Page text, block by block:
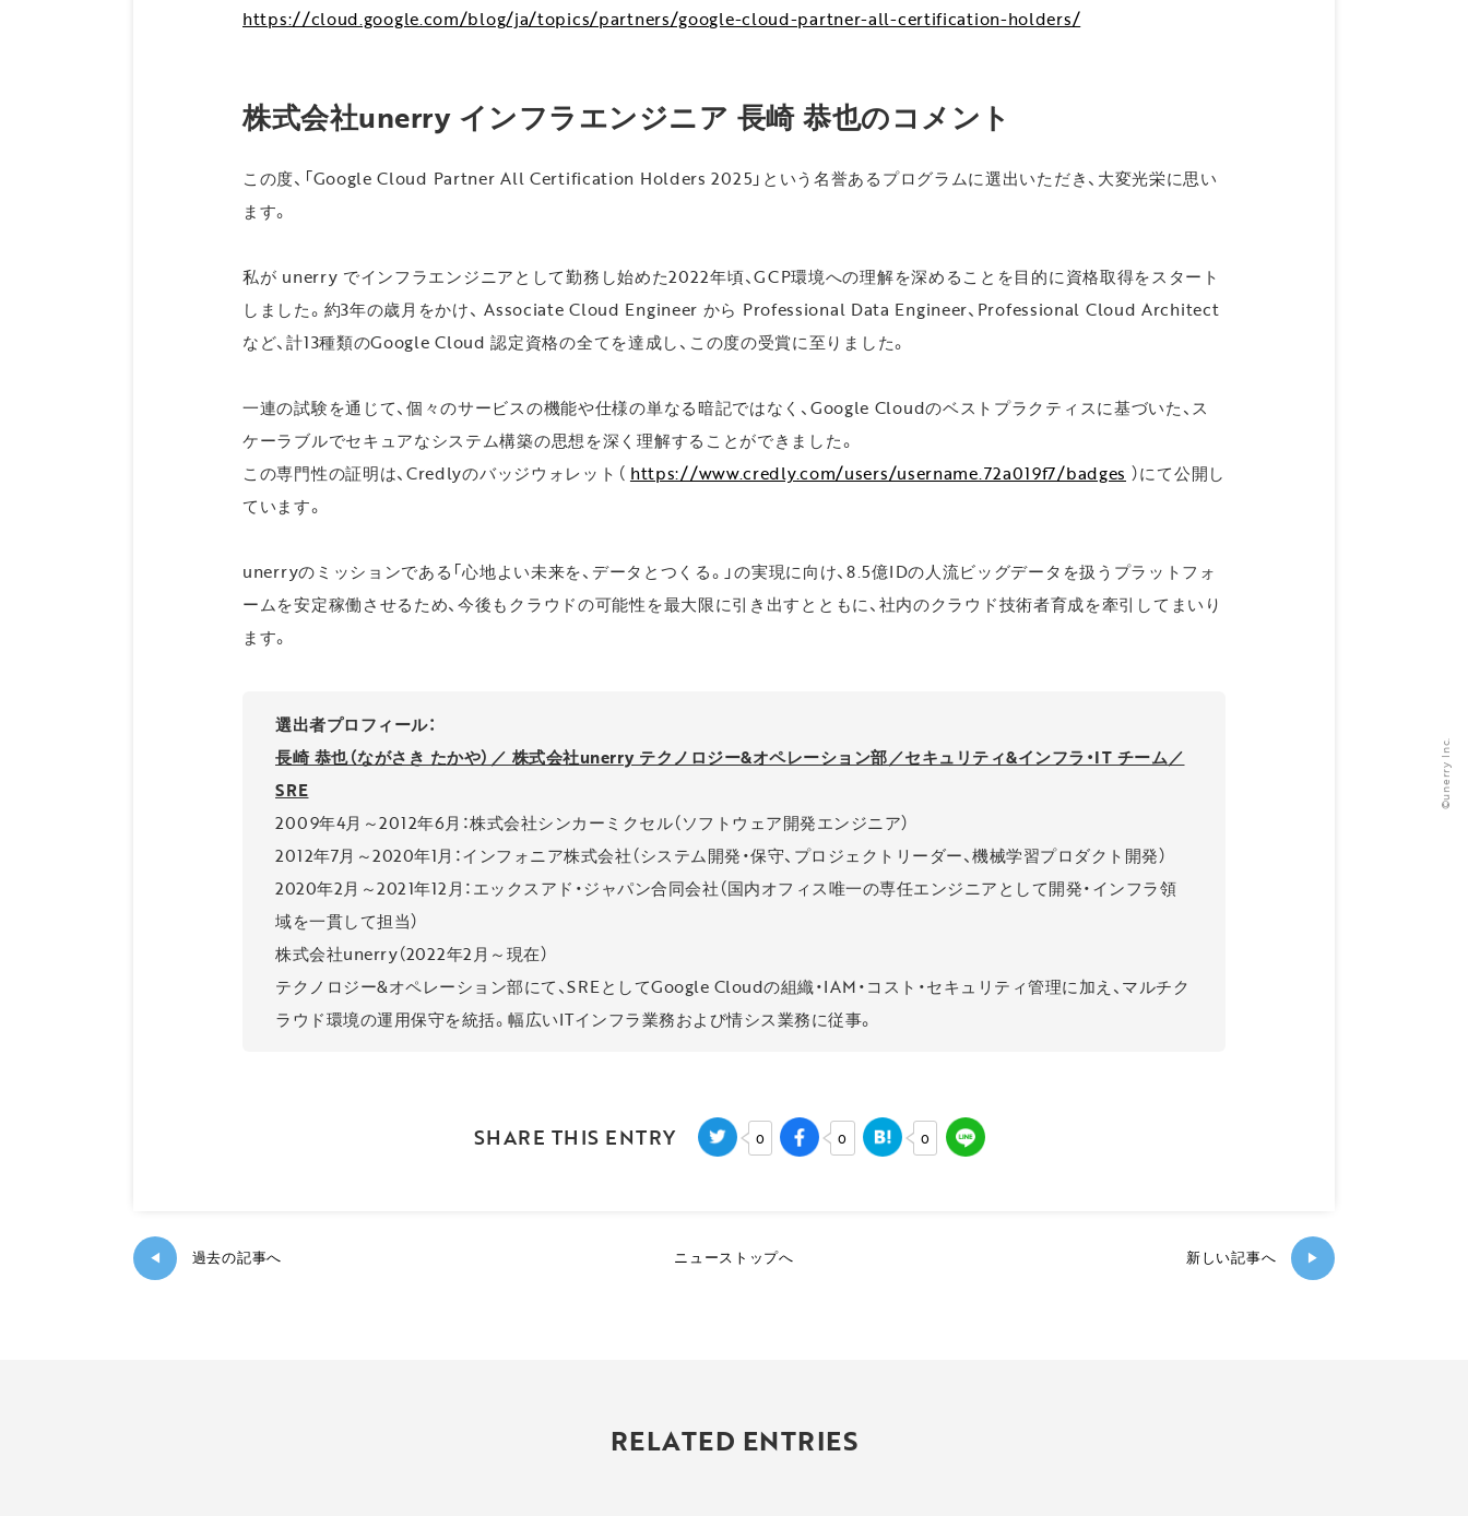
https://cloud.google.com/blog/ja/topics/partners/google-cloud-partner-all-certification-holders/
株式会社unerry インフラエンジニア 長崎 恭也のコメント
この度、「Google Cloud Partner All Certification Holders 2025」という名誉あるプログラムに選出いただき、大変光栄に思い
ます。
私が unerry でインフラエンジニアとして勤務し始めた2022年頃、GCP環境への理解を深めることを目的に資格取得をスタート
しました。約3年の歳月をかけ、 Associate Cloud Engineer から Professional Data Engineer、Professional Cloud Architect
など、計13種類のGoogle Cloud 認定資格の全てを達成し、この度の受賞に至りました。
一連の試験を通じて、個々のサービスの機能や仕様の単なる暗記ではなく、Google Cloudのベストプラクティスに基づいた、ス
ケーラブルでセキュアなシステム構築の思想を深く理解することができました。
この専門性の証明は、Credlyのバッジウォレット（ https://www.credly.com/users/username.72a019f7/badges ）にて公開し
ています。
unerryのミッションである「心地よい未来を、データとつくる。」の実現に向け、8.5億IDの人流ビッグデータを扱うプラットフォ
ームを安定稼働させるため、今後もクラウドの可能性を最大限に引き出すとともに、社内のクラウド技術者育成を牽引してまいり
ます。
選出者プロフィール：
長崎 恭也（ながさき たかや）／ 株式会社unerry テクノロジー&オペレーション部／セキュリティ&インフラ・IT チーム／
SRE
2009年4月～2012年6月：株式会社シンカーミクセル（ソフトウェア開発エンジニア）
2012年7月～2020年1月：インフォニア株式会社（システム開発・保守、プロジェクトリーダー、機械学習プロダクト開発）
2020年2月～2021年12月：エックスアド・ジャパン合同会社（国内オフィス唯一の専任エンジニアとして開発・インフラ領
域を一貫して担当）
株式会社unerry（2022年2月～現在）
テクノロジー&オペレーション部にて、SREとしてGoogle Cloudの組織・IAM・コスト・セキュリティ管理に加え、マルチク
ラウド環境の運用保守を統括。幅広いITインフラ業務および情シス業務に従事。
SHARE THIS ENTRY 0 0 0
◀ 過去の記事へ ニューストップへ 新しい記事へ ▶
RELATED ENTRIES
©️unerry Inc.